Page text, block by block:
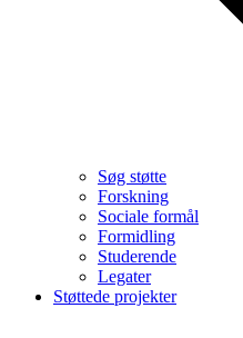
Søg støtte
Forskning
Sociale formål
Formidling
Studerende
Legater
Støttede projekter